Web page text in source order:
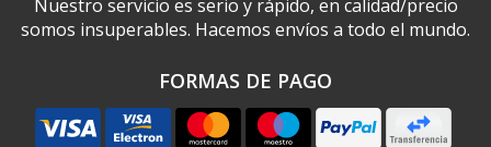
Nuestro servicio es serio y rápido, en calidad/precio
somos insuperables. Hacemos envíos a todo el mundo.
FORMAS DE PAGO